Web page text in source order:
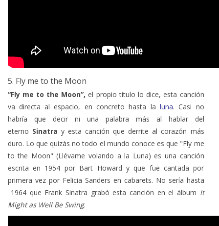
5. Fly me to the Moon
“Fly me to the Moon”,el propio título lo dice, esta canción
va directa al espacio, en concreto hasta la luna. Casi no
habría que decir ni una palabra más al hablar del
eterno Sinatra y esta canción que derrite al corazón más
duro. Lo que quizás no todo el mundo conoce es que "Fly me
to the Moon" (Llévame volando a la Luna) es una canción
escrita en 1954 por Bart Howard y que fue cantada por
primera vez por Felicia Sanders en cabarets. No sería hasta
1964 que Frank Sinatra grabó esta canción en el álbum It
Might as Well Be Swing.